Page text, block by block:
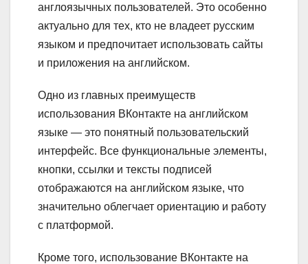
англоязычных пользователей. Это особенно
актуально для тех, кто не владеет русским
языком и предпочитает использовать сайты
и приложения на английском.
Одно из главных преимуществ
использования ВКонтакте на английском
языке — это понятный пользовательский
интерфейс. Все функциональные элементы,
кнопки, ссылки и тексты подписей
отображаются на английском языке, что
значительно облегчает ориентацию и работу
с платформой.
Кроме того, использование ВКонтакте на